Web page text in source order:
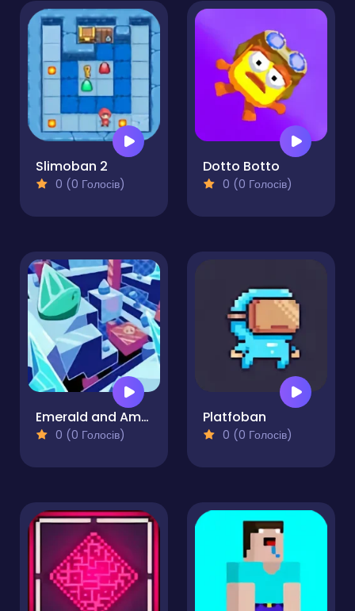
Slimoban 2
0 (0 Голосів)
Dotto Botto
0 (0 Голосів)
Emerald and Amber
0 (0 Голосів)
Platfoban
0 (0 Голосів)